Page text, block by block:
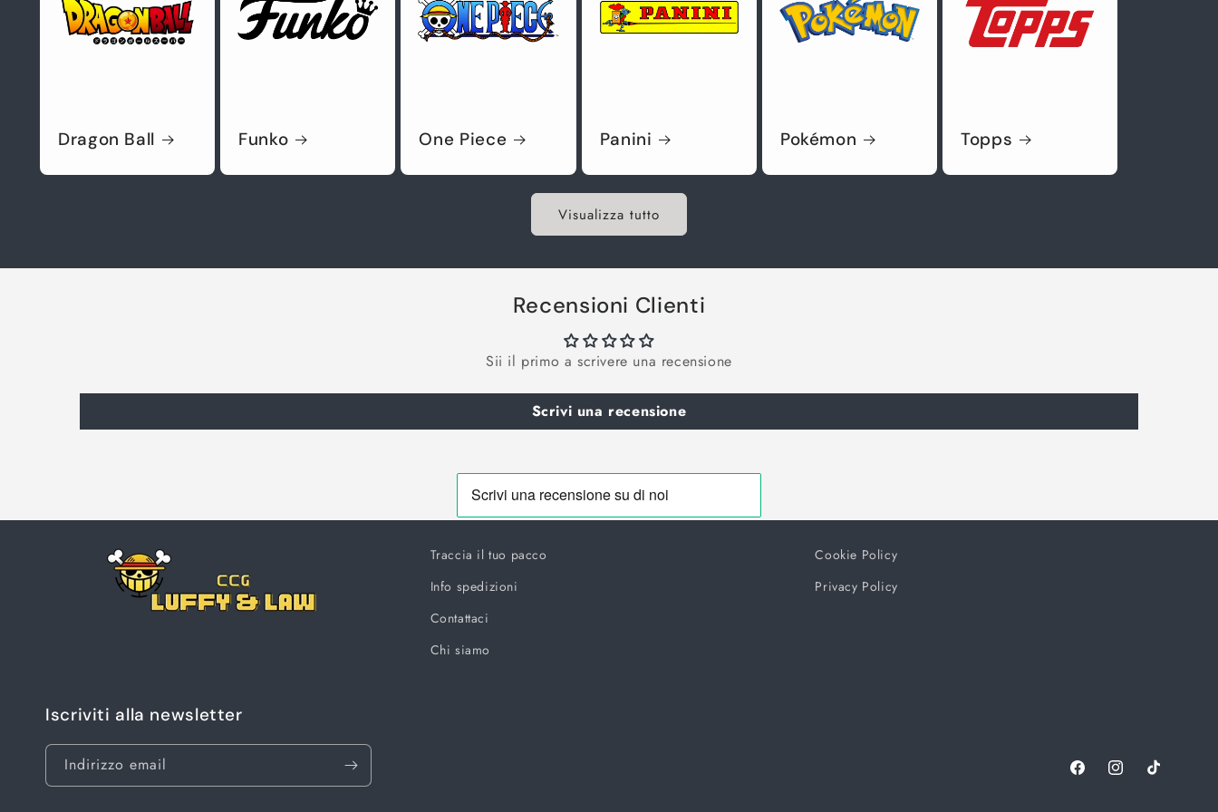
Dragon Ball Funko One Piece Panini Pokémon Topps
Visualizza tutto
Recensioni Clienti
Sii il primo a scrivere una recensione
Scrivi una recensione
Traccia il tuo pacco
Info spedizioni
Contattaci
Chi siamo
Cookie Policy
Privacy Policy
Iscriviti alla newsletter
Indirizzo email
FacebookInstagramTikTok